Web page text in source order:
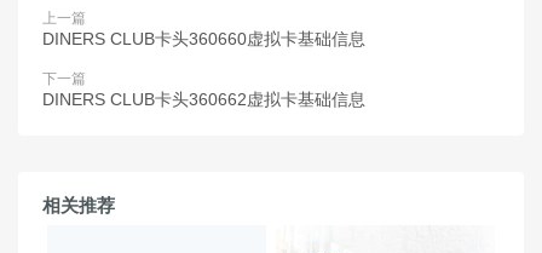
上一篇
DINERS CLUB卡头360660虚拟卡基础信息
下一篇
DINERS CLUB卡头360662虚拟卡基础信息
相关推荐